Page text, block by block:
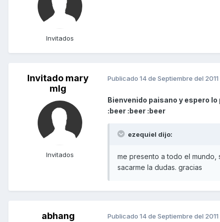
Invitados
Invitado mary
mlg
Invitados
Publicado 14 de Septiembre del 2011
Bienvenido paisano y espero lo
:beer :beer :beer
ezequiel dijo:
me presento a todo el mundo,
sacarme la dudas. gracias
abhang Publicado 14 de Septiembre del 2011